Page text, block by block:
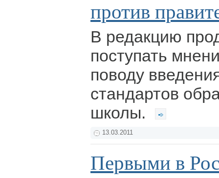
против
В редакцию
поступать
поводу
стандартов
школы.
13.03.2011
Первыми в